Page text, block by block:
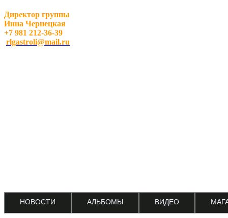
Директор группы
Инна Чернецкая
+7 981 212-36-39
rlgastroli@mail.ru
НОВОСТИ АЛЬБОМЫ ВИДЕО